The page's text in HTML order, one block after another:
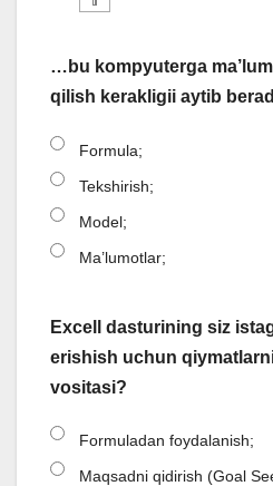
…bu kompyuterga
qilish kerakligii aytib
Formula;
Tekshirish;
Model;
Ma’lumotlar;
Excell dasturining siz
erishish uchun
vositasi?
Formuladan foydalanish;
Maqsadni qidirish (Goal